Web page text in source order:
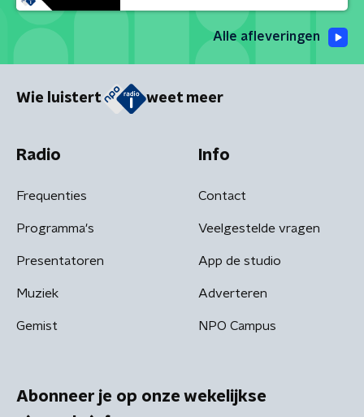
Alle afleveringen
Wie luistert weet meer
Radio
Frequenties
Programma's
Presentatoren
Muziek
Gemist
Info
Contact
Veelgestelde vragen
App de studio
Adverteren
NPO Campus
Abonneer je op onze wekelijkse